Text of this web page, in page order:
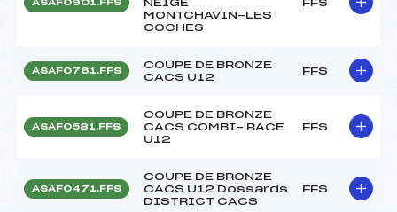
ASAF0901.FFS
NEIGE
MONTCHAVIN-LES
COCHES
FFS
ASAF0761.FFS
COUPE DE BRONZE
CACS U12
FFS
ASAF0581.FFS
COUPE DE BRONZE
CACS COMBI- RACE
U12
FFS
ASAF0471.FFS
COUPE DE BRONZE
CACS U12 Dossards
DISTRICT CACS
FFS